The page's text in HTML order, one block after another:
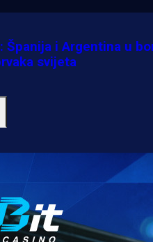
Španija i Argentina u
svijeta